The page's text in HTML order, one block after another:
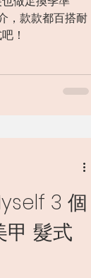
，款款都百搭耐
！
3 個
甲 髮式